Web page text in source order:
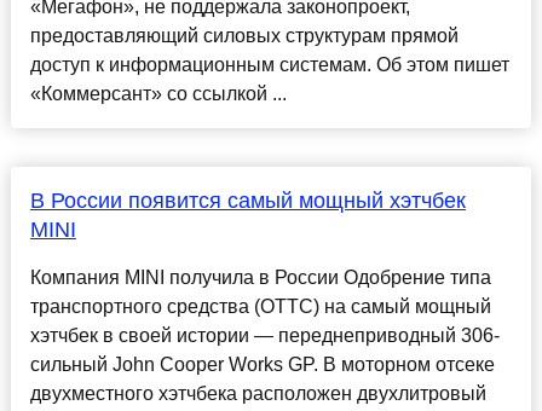
«Мегафон», не поддержала законопроект,
предоставляющий силовых структурам прямой
доступ к информационным системам. Об этом пишет
«Коммерсант» со ссылкой ...
В России появится самый мощный хэтчбек
MINI
Компания MINI получила в России Одобрение типа
транспортного средства (ОТТС) на самый мощный
хэтчбек в своей истории — переднеприводный 306-
сильный John Cooper Works GP. В моторном отсеке
двухместного хэтчбека расположен двухлитровый